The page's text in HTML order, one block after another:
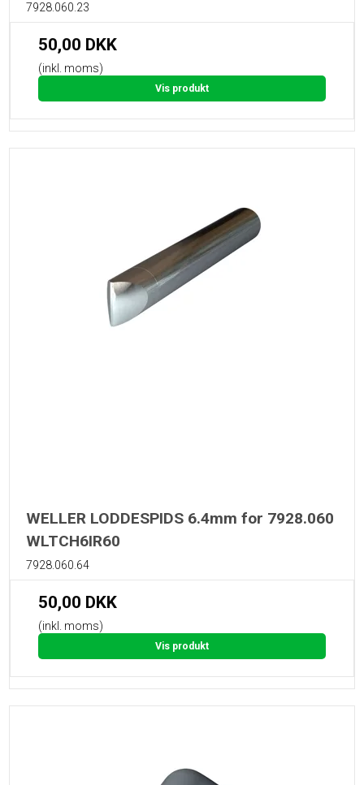
7928.060.23
50,00 DKK
(inkl. moms)
Vis produkt
WELLER LODDESPIDS 6.4mm for 7928.060
WLTCH6IR60
7928.060.64
50,00 DKK
(inkl. moms)
Vis produkt